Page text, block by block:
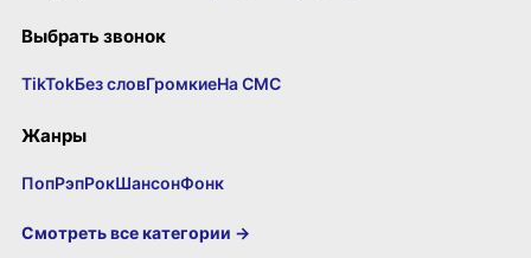
Выбрать звонок
TikTokБез словГромкиеНа СМС
Жанры
ПопРэпРокШансонФонк
Смотреть все категории →